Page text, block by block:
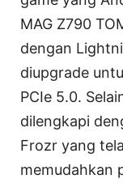
MAG Z790
dengan
diupgrade
PCIe 5.0.
dilengkapi
Frozr yang
memudahkan